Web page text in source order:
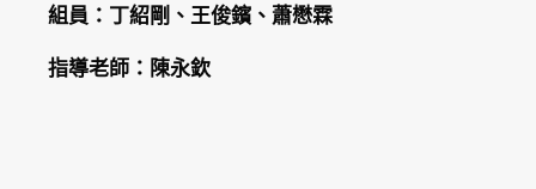
組員： 丁紹剛、王俊鑌、蕭懋霖
指導老師： 陳永欽